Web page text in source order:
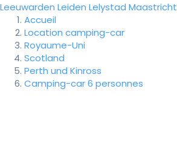
Leeuwarden Leiden Lelystad Maastricht
Accueil
Location camping-car
Royaume-Uni
Scotland
Perth und Kinross
Camping-car 6 personnes